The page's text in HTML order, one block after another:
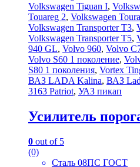
Volkswagen Tiguan I,
Touareg 2, Volkswagen
Volkswagen Transporter T3,
Volkswagen Transporter T5,
940 GL, Volvo 960, Volvo
Volvo S60 1 поколение,
S80 1 поколения, Vortex
ВАЗ LADA Kalina, ВАЗ
3163 Patriot, УАЗ пикап
Усилитель
0 out of 5
(0)
Сталь 08ПС ГОСТ